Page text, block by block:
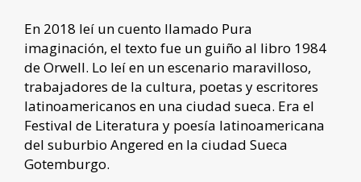
En 2018 leí un cuento llamado Pura
imaginación, el texto fue un guiño al libro 1984
de Orwell. Lo leí en un escenario maravilloso,
trabajadores de la cultura, poetas y escritores
latinoamericanos en una ciudad sueca. Era el
Festival de Literatura y poesía latinoamericana
del suburbio Angered en la ciudad Sueca
Gotemburgo.